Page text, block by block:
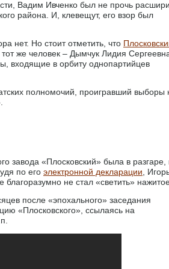
Вадим Ивченко был не прочь
района. И, клевещут, его взор был
нет. Но стоит отметить, что
тот же человек – Дымчук Лидия
входящие в орбиту однопартийцев
полномочий, проигравший выборы
завода «Плосковский» была в разгаре,
по его электронной декларации ,
не стал «светить»
после «эпохального» заседания
«Плосковского», ссылаясь на